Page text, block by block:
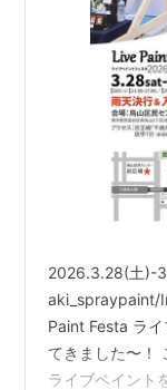
2026.3.28(土)-
aki_spraypaint/
Paint Festa ラ
てきました〜！
ライブペイント